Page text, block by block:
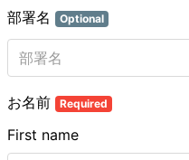
部署名 Optional
お名前 Required
First name